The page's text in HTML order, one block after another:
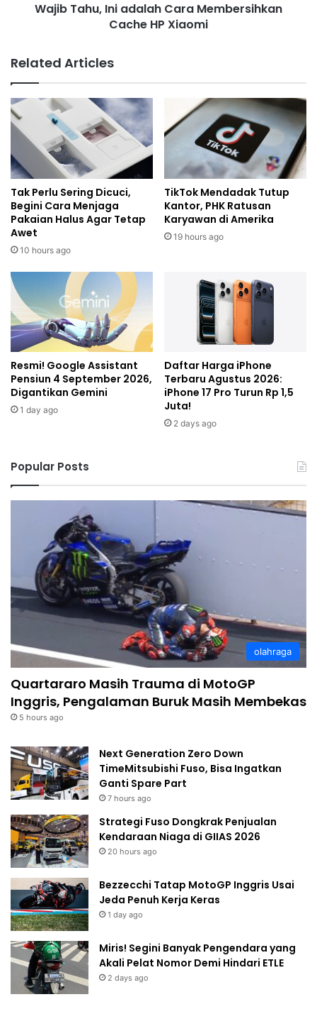
Wajib Tahu, Ini adalah Cara Membersihkan
Cache HP Xiaomi
Related Articles
Tak Perlu Sering Dicuci,
Begini Cara Menjaga
Pakaian Halus Agar Tetap
Awet
10 hours ago
TikTok Mendadak Tutup
Kantor, PHK Ratusan
Karyawan di Amerika
19 hours ago
Resmi! Google Assistant
Pensiun 4 September 2026,
Digantikan Gemini
1 day ago
Daftar Harga iPhone
Terbaru Agustus 2026:
iPhone 17 Pro Turun Rp 1,5
Juta!
2 days ago
Popular Posts
olahraga
Quartararo Masih Trauma di MotoGP
Inggris, Pengalaman Buruk Masih Membekas
5 hours ago
Next Generation Zero Down
TimeMitsubishi Fuso, Bisa Ingatkan
Ganti Spare Part
7 hours ago
Strategi Fuso Dongkrak Penjualan
Kendaraan Niaga di GIIAS 2026
20 hours ago
Bezzecchi Tatap MotoGP Inggris Usai
Jeda Penuh Kerja Keras
1 day ago
Miris! Segini Banyak Pengendara yang
Akali Pelat Nomor Demi Hindari ETLE
2 days ago